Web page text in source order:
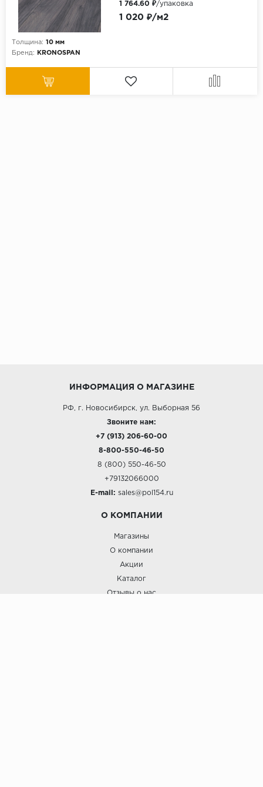
Толщина: 10 мм
Бренд:
KRONOSPAN
1 020 ₽/м2
1 764.60 ₽/упаковка
ИНФОРМАЦИЯ О МАГАЗИНЕ
РФ, г. Новосибирск, ул. Выборная 56
Звоните нам:
+7 (913) 206-60-00
8-800-550-46-50
8 (800) 550-46-50
+79132066000
E-mail: sales@pol154.ru
О КОМПАНИИ
Магазины
О компании
Акции
Каталог
Отзывы о нас